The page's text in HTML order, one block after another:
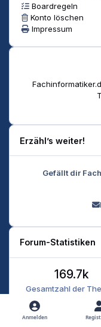
Boardregeln
Konto löschen
Impressum
Erzähl’s weiter!
Gefällt dir
Forum-Statistiken
Gesamtzahl der
169.7k
Anmelden